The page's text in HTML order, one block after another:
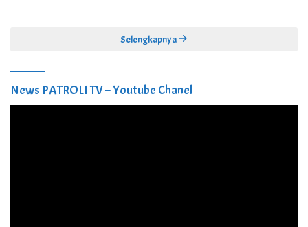
Selengkapnya
News PATROLI TV – Youtube Chanel